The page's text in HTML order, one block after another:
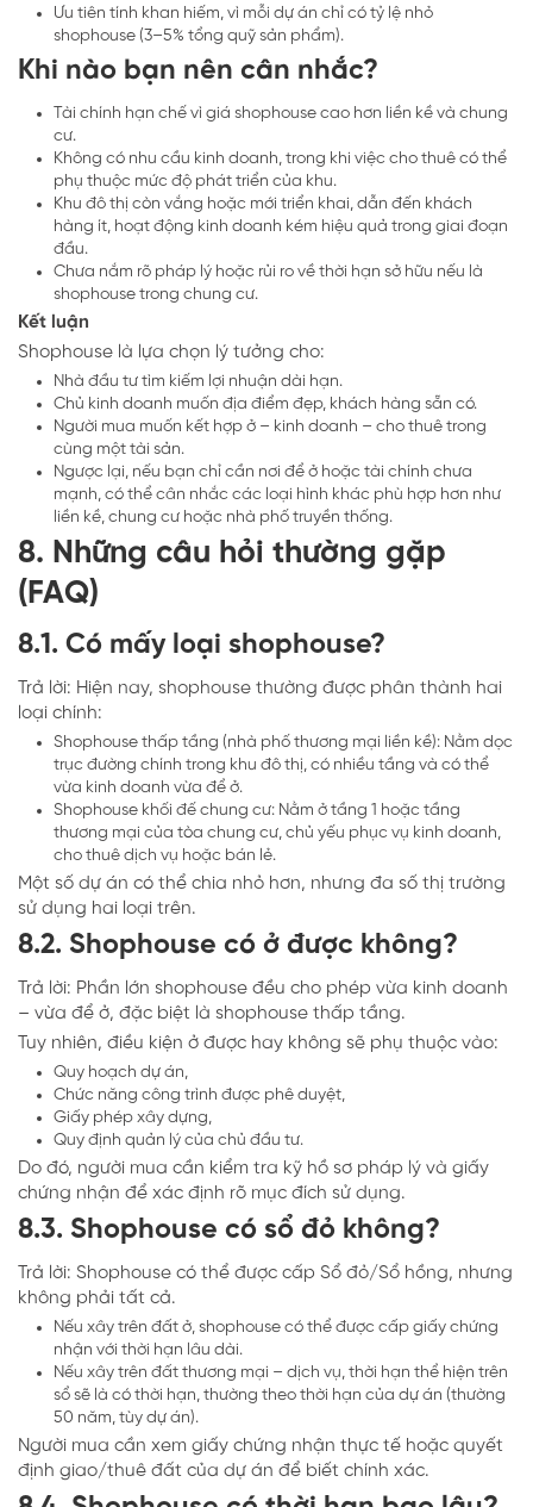
Ưu tiên tính khan hiếm, vì mỗi dự án chỉ có tỷ lệ nhỏ
shophouse (3–5% tổng quỹ sản phẩm).
Khi nào bạn nên cân nhắc?
Tài chính hạn chế vì giá shophouse cao hơn liền kề và chung
cư.
Không có nhu cầu kinh doanh, trong khi việc cho thuê có thể
phụ thuộc mức độ phát triển của khu.
Khu đô thị còn vắng hoặc mới triển khai, dẫn đến khách
hàng ít, hoạt động kinh doanh kém hiệu quả trong giai đoạn
đầu.
Chưa nắm rõ pháp lý hoặc rủi ro về thời hạn sở hữu nếu là
shophouse trong chung cư.
Kết luận
Shophouse là lựa chọn lý tưởng cho:
Nhà đầu tư tìm kiếm lợi nhuận dài hạn.
Chủ kinh doanh muốn địa điểm đẹp, khách hàng sẵn có.
Người mua muốn kết hợp ở – kinh doanh – cho thuê trong
cùng một tài sản.
Ngược lại, nếu bạn chỉ cần nơi để ở hoặc tài chính chưa
mạnh, có thể cân nhắc các loại hình khác phù hợp hơn như
liền kề, chung cư hoặc nhà phố truyền thống.
8. Những câu hỏi thường gặp
(FAQ)
8.1. Có mấy loại shophouse?
Trả lời: Hiện nay, shophouse thường được phân thành hai
loại chính:
Shophouse thấp tầng (nhà phố thương mại liền kề): Nằm dọc
trục đường chính trong khu đô thị, có nhiều tầng và có thể
vừa kinh doanh vừa để ở.
Shophouse khối đế chung cư: Nằm ở tầng 1 hoặc tầng
thương mại của tòa chung cư, chủ yếu phục vụ kinh doanh,
cho thuê dịch vụ hoặc bán lẻ.
Một số dự án có thể chia nhỏ hơn, nhưng đa số thị trường
sử dụng hai loại trên.
8.2. Shophouse có ở được không?
Trả lời: Phần lớn shophouse đều cho phép vừa kinh doanh
– vừa để ở, đặc biệt là shophouse thấp tầng.
Tuy nhiên, điều kiện ở được hay không sẽ phụ thuộc vào:
Quy hoạch dự án,
Chức năng công trình được phê duyệt,
Giấy phép xây dựng,
Quy định quản lý của chủ đầu tư.
Do đó, người mua cần kiểm tra kỹ hồ sơ pháp lý và giấy
chứng nhận để xác định rõ mục đích sử dụng.
8.3. Shophouse có sổ đỏ không?
Trả lời: Shophouse có thể được cấp Sổ đỏ/Sổ hồng, nhưng
không phải tất cả.
Nếu xây trên đất ở, shophouse có thể được cấp giấy chứng
nhận với thời hạn lâu dài.
Nếu xây trên đất thương mại – dịch vụ, thời hạn thể hiện trên
sổ sẽ là có thời hạn, thường theo thời hạn của dự án (thường
50 năm, tùy dự án).
Người mua cần xem giấy chứng nhận thực tế hoặc quyết
định giao/thuê đất của dự án để biết chính xác.